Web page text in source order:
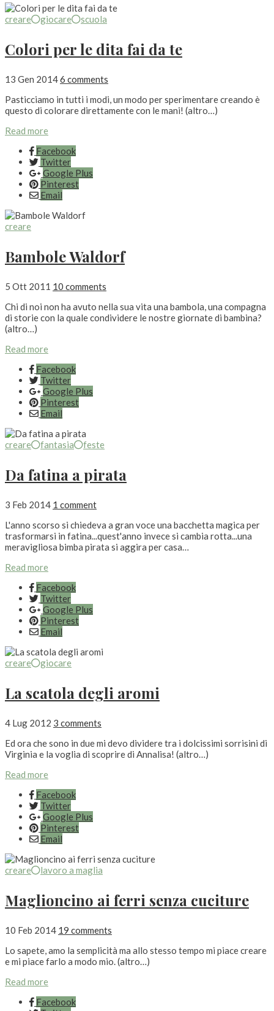
creare giocare scuola
Colori per le dita fai da te
13 Gen 20146 comments
Pasticciamo in tutti i modi, un modo per sperimentare creando è
questo di colorare direttamente con le mani! (altro…)
Read more
Facebook
Twitter
Google Plus
Pinterest
Email
creare
Bambole Waldorf
5 Ott 2011 10 comments
Chi di noi non ha avuto nella sua vita una bambola, una compagna
di storie con la quale condividere le nostre giornate di bambina?
(altro…)
Read more
Facebook
Twitter
Google Plus
Pinterest
Email
creare fantasia feste
Da fatina a pirata
3 Feb 2014 1 comment
L'anno scorso si chiedeva a gran voce una bacchetta magica per
trasformarsi in fatina...quest'anno invece si cambia rotta...una
meravigliosa bimba pirata si aggira per casa…
Read more
Facebook
Twitter
Google Plus
Pinterest
Email
creare giocare
La scatola degli aromi
4 Lug 2012 3 comments
Ed ora che sono in due mi devo dividere tra i dolcissimi sorrisini di
Virginia e la voglia di scoprire di Annalisa! (altro…)
Read more
Facebook
Twitter
Google Plus
Pinterest
Email
creare lavoro a maglia
Maglioncino ai ferri senza cuciture
10 Feb 2014 19 comments
Lo sapete, amo la semplicità ma allo stesso tempo mi piace creare
e mi piace farlo a modo mio. (altro…)
Read more
Facebook